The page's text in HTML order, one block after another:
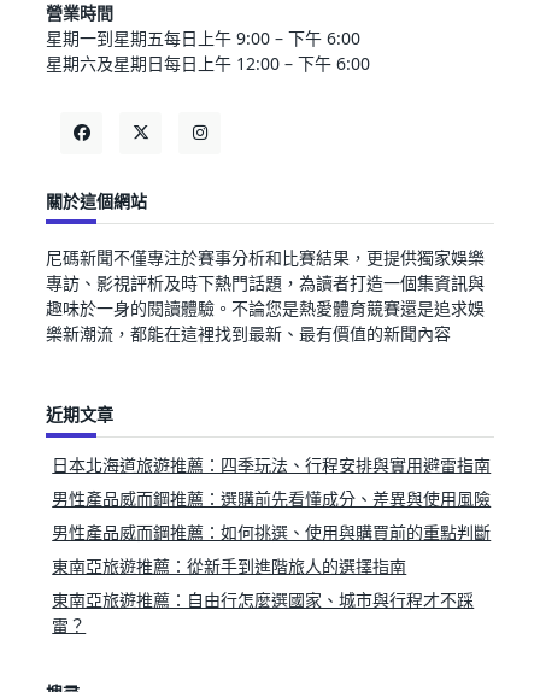
營業時間
星期一到星期五每日上午 9:00 – 下午 6:00
星期六及星期日每日上午 12:00 – 下午 6:00
關於這個網站
尼碼新聞不僅專注於賽事分析和比賽結果，更提供獨家娛樂
專訪、影視評析及時下熱門話題，為讀者打造一個集資訊與
趣味於一身的閱讀體驗。不論您是熱愛體育競賽還是追求娛
樂新潮流，都能在這裡找到最新、最有價值的新聞內容
近期文章
日本北海道旅遊推薦：四季玩法、行程安排與實用避雷指南
男性產品威而鋼推薦：選購前先看懂成分、差異與使用風險
男性產品威而鋼推薦：如何挑選、使用與購買前的重點判斷
東南亞旅遊推薦：從新手到進階旅人的選擇指南
東南亞旅遊推薦：自由行怎麼選國家、城市與行程才不踩
雷？